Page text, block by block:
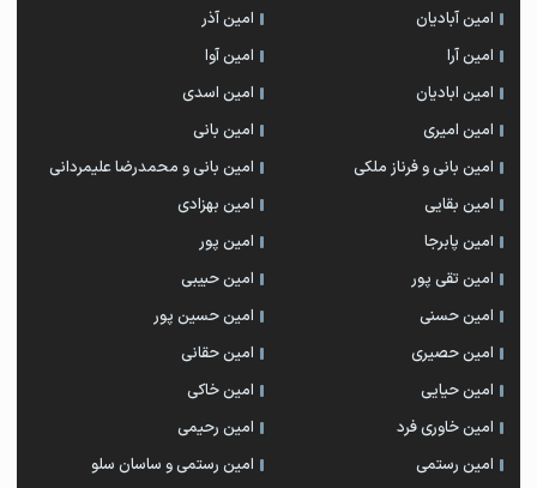
امین آبادیان
امین آذر
امین آرا
امین آوا
امین ابادیان
امین اسدی
امین امیری
امین بانی
امین بانی و فرناز ملکی
امین بانی و محمدرضا علیمردانی
امین بقایی
امین بهزادی
امین پابرجا
امین پور
امین تقی پور
امین حبیبی
امین حسنی
امین حسین پور
امین حصیری
امین حقانی
امین حیایی
امین خاکی
امین خاوری فرد
امین رحیمی
امین رستمی
امین رستمی و ساسان سلو